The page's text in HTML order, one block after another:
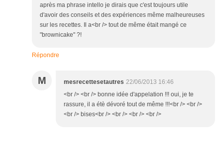
après ma phrase intello je dirais que c'est toujours utile
d'avoir des conseils et des expériences même malheureuses
sur les recettes. Il a<br /> tout de même était mangé ce
"brownicake" ?!
Répondre
M mesrecettesetautres 22/06/2013 16:46
<br /> <br /> bonne idée d'appelation !!! oui, je te
rassure, il a étè dévoré tout de même !!!<br /> <br />
<br /> bises<br /> <br /> <br /> <br />